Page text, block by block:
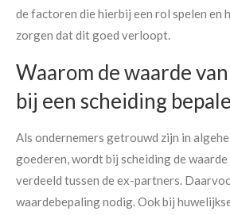
de factoren die hierbij een rol spelen en
zorgen dat dit goed verloopt.
Waarom de waarde
bij een scheiding
Als ondernemers getrouwd zijn in
goederen, wordt bij scheiding de
verdeeld tussen de ex-partners.
waardebepaling nodig. Ook bij